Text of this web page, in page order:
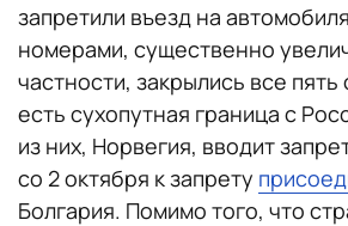
запретили въезд на
номерами, существенно
частности, закрылись все
есть сухопутная граница с
из них, Норвегия, вводит
со 2 октября к запрету
Болгария. Помимо того, что